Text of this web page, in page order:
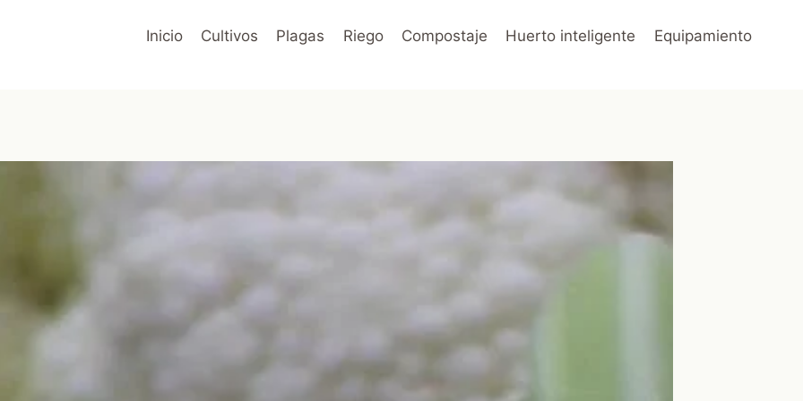
Inicio Cultivos Plagas Riego Compostaje Huerto inteligente Equipamiento